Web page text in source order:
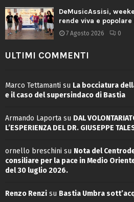
DeMusicAssisi,
rende viva e
7 Agosto 2026 0
ULTIMI COMMENTI
Marco Tettamanti su La bocciatura
e il caso del supersindaco di Bastia
Armando Laporta su DAL
L’ESPERIENZA DEL DR. GIUSEPPE
ornello breschini su Nota del
consiliare per la pace in Medio
del 30 luglio 2026.
Renzo Renzi su Bastia Umbra